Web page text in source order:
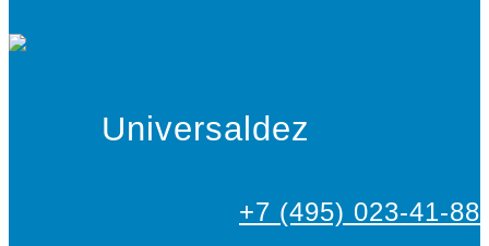
Universaldez
+7 (495) 023-41-88